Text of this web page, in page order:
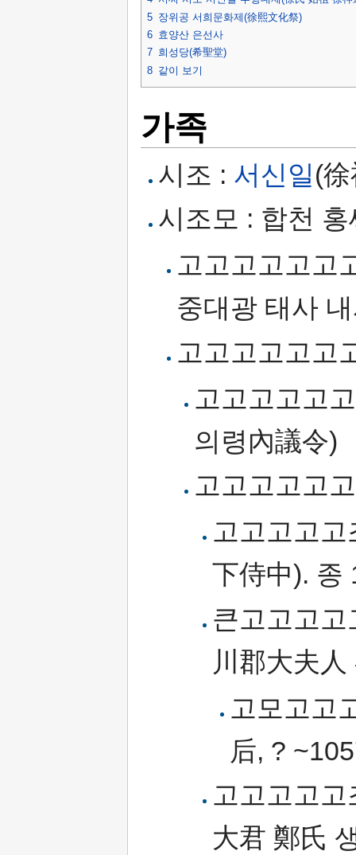
5 장위공 서희문화제(徐熙文化祭)
6 효양산 은선사
7 희성당(希聖堂)
8 같이 보기
가족
시조 : 서신일(
시조모 : 합천
고고고고고고
중대광 태사
고고고고고고
고고고고고
의령內議令)
고고고고고
고고고고
下侍中). 종
큰고고고
川郡大夫
고모고고
后, ?
고고고고
大君 鄭氏